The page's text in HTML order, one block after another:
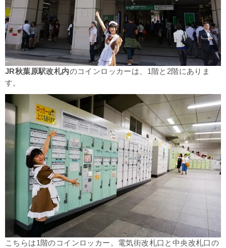
JR秋葉原駅改札内のコインロッカーは、1階と2階にありま
す。
こちらは1階のコインロッカー。電気街改札口と中央改札口の